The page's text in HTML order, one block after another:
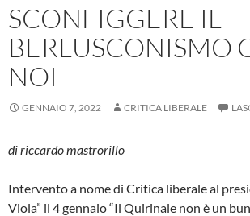
SCONFIGGERE IL
BERLUSCONISMO
NOI
GENNAIO 7, 2022 CRITICA LIBERALE
di riccardo mastrorillo
Intervento a nome di Critica liberale al
Viola” il 4 gennaio “Il Quirinale non è un